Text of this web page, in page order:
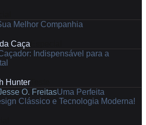
Melhor Companhia
Caça
Indispensável para a
Hunter
O. FreitasUma Perfeita
Clássico e Tecnologia Moderna!